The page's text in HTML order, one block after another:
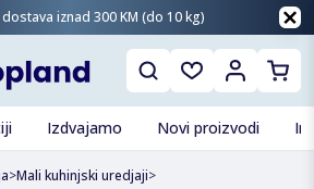
iznad 300 KM (do 10 kg)
Izdvajamo Novi proizvodi
>Mali kuhinjski uredjaji>